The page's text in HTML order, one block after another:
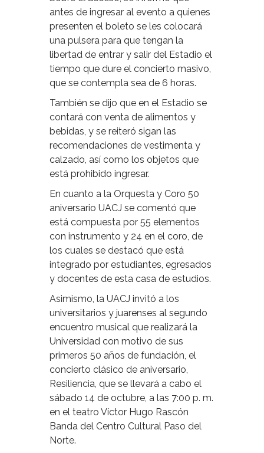
antes de ingresar al evento a quienes
presenten el boleto se les colocará
una pulsera para que tengan la
libertad de entrar y salir del Estadio el
tiempo que dure el concierto masivo,
que se contempla sea de 6 horas.
También se dijo que en el Estadio se
contará con venta de alimentos y
bebidas, y se reiteró sigan las
recomendaciones de vestimenta y
calzado, así como los objetos que
está prohibido ingresar.
En cuanto a la Orquesta y Coro 50
aniversario UACJ se comentó que
está compuesta por 55 elementos
con instrumento y 24 en el coro, de
los cuales se destacó que está
integrado por estudiantes, egresados
y docentes de esta casa de estudios.
Asimismo, la UACJ invitó a los
universitarios y juarenses al segundo
encuentro musical que realizará la
Universidad con motivo de sus
primeros 50 años de fundación, el
concierto clásico de aniversario,
Resiliencia, que se llevará a cabo el
sábado 14 de octubre, a las 7:00 p. m.
en el teatro Víctor Hugo Rascón
Banda del Centro Cultural Paso del
Norte.